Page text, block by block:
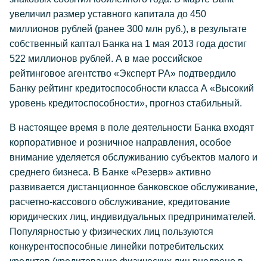
увеличил размер уставного капитала до 450
миллионов рублей (ранее 300 млн руб.), в результате
собственный каптал Банка на 1 мая 2013 года достиг
522 миллионов рублей. А в мае российское
рейтинговое агентство «Эксперт РА» подтвердило
Банку рейтинг кредитоспособности класса А «Высокий
уровень кредитоспособности», прогноз стабильный.
В настоящее время в поле деятельности Банка входят
корпоративное и розничное направления, особое
внимание уделяется обслуживанию субъектов малого и
среднего бизнеса. В Банке «Резерв» активно
развивается дистанционное банковское обслуживание,
расчетно-кассового обслуживание, кредитование
юридических лиц, индивидуальных предпринимателей.
Популярностью у физических лиц пользуются
конкурентоспособные линейки потребительских